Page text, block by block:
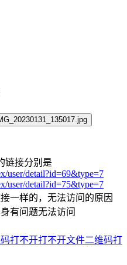
链接分别是
user/detail?id=69&type=7
user/detail?id=75&type=7
一样的，无法访问的原因
有问题无法访问
打不开打不开文件二维码打